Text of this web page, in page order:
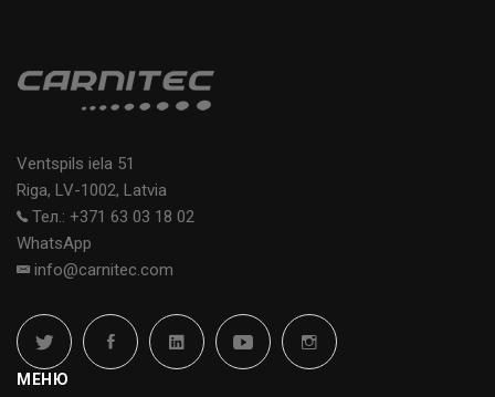
Ventspils iela 51
Riga, LV-1002, Latvia
Тел.: +371 63 03 18 02
WhatsApp
info@carnitec.com
МЕНЮ